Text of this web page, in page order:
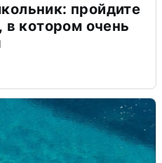
пройдите
в котором очень